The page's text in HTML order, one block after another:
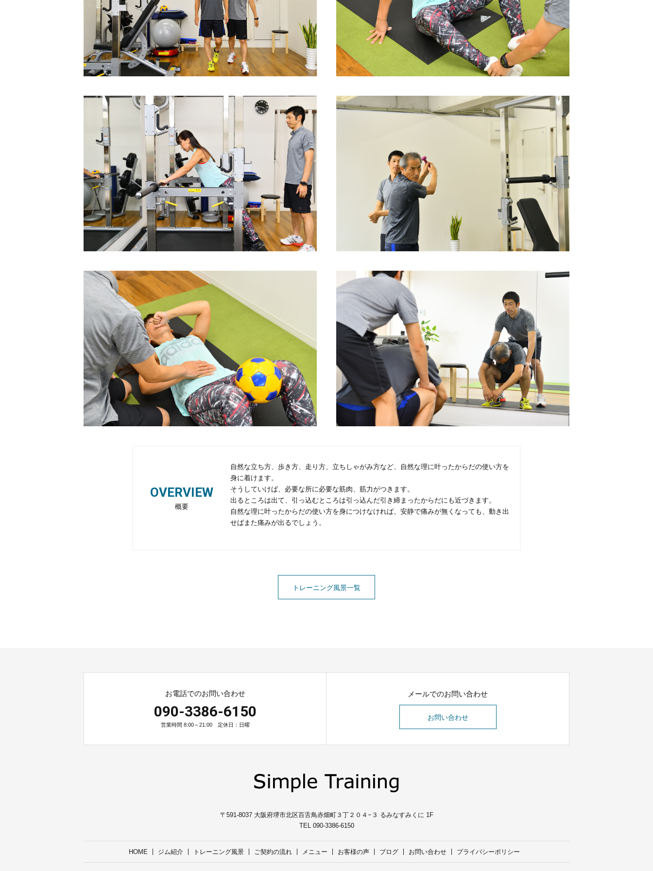
OVERVIEW
概要
自然な立ち方、歩き方、走り方、立ちしゃがみ方など、自然な理に叶ったからだの使い方を
身に着けます。
そうしていけば、必要な所に必要な筋肉、筋力がつきます。
出るところは出て、引っ込むところは引っ込んだ引き締まったからだにも近づきます。
自然な理に叶ったからだの使い方を身につけなければ、安静で痛みが無くなっても、動き出
せばまた痛みが出るでしょう。
トレーニング風景一覧
お電話でのお問い合わせ
090-3386-6150
営業時間 8:00～21:00 定休日：日曜
メールでのお問い合わせ
お問い合わせ
〒591-8037 大阪府堺市北区百舌鳥赤畑町３丁２０４−３ るみなすみくに 1F
TEL 090-3386-6150
HOME ジム紹介 トレーニング風景 ご契約の流れ メニュー お客様の声 ブログ お問い合わせ プライバシーポリシー